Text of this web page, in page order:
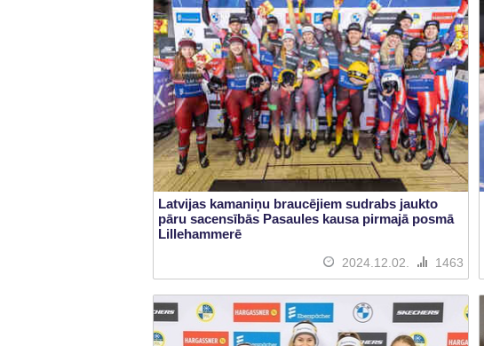
Latvijas kamaniņu braucējiem sudrabs jaukto
pāru sacensībās Pasaules kausa pirmajā posmā
Lillehammerē
2024.12.02. 1463